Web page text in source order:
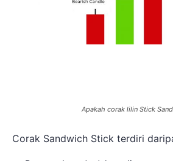
Apakah corak lilin Stick
Corak Sandwich Stick terdiri